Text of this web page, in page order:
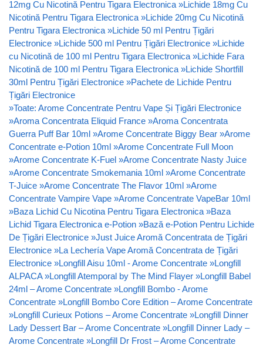
12mg Cu Nicotină Pentru Tigara Electronica »Lichide 18mg Cu
Nicotină Pentru Tigara Electronica »Lichide 20mg Cu Nicotină
Pentru Tigara Electronica »Lichide 50 ml Pentru Țigări
Electronice »Lichide 500 ml Pentru Țigări Electronice »Lichide
cu Nicotină de 100 ml Pentru Tigara Electronica »Lichide Fara
Nicotină de 100 ml Pentru Tigara Electronica »Lichide Shortfill
30ml Pentru Țigări Electronice »Pachete de Lichide Pentru
Țigări Electronice
»Toate: Arome Concentrate Pentru Vape Și Țigări Electronice
»Aroma Concentrata Eliquid France »Aroma Concentrata
Guerra Puff Bar 10ml »Arome Concentrate Biggy Bear »Arome
Concentrate e-Potion 10ml »Arome Concentrate Full Moon
»Arome Concentrate K-Fuel »Arome Concentrate Nasty Juice
»Arome Concentrate Smokemania 10ml »Arome Concentrate
T-Juice »Arome Concentrate The Flavor 10ml »Arome
Concentrate Vampire Vape »Arome Concentrate VapeBar 10ml
»Baza Lichid Cu Nicotina Pentru Tigara Electronica »Baza
Lichid Tigara Electronica e-Potion »Bază e-Potion Pentru Lichide
De Țigări Electronice »Just Juice Aromă Concentrata de Țigări
Electronice »La Lechería Vape Aromă Concentrata de Țigări
Electronice »Longfill Aisu 10ml - Arome Concentrate »Longfill
ALPACA »Longfill Atemporal by The Mind Flayer »Longfill Babel
24ml – Arome Concentrate »Longfill Bombo - Arome
Concentrate »Longfill Bombo Core Edition – Arome Concentrate
»Longfill Curieux Potions – Arome Concentrate »Longfill Dinner
Lady Dessert Bar – Arome Concentrate »Longfill Dinner Lady –
Arome Concentrate »Longfill Dr Frost – Arome Concentrate